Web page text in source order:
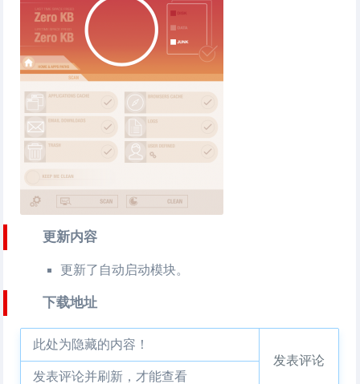
更新内容
更新了自动启动模块。
下载地址
此处为隐藏的内容！
发表评论并刷新，才能查看
发表评论